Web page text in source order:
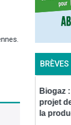
BRÈVES
Biogaz
projet
la